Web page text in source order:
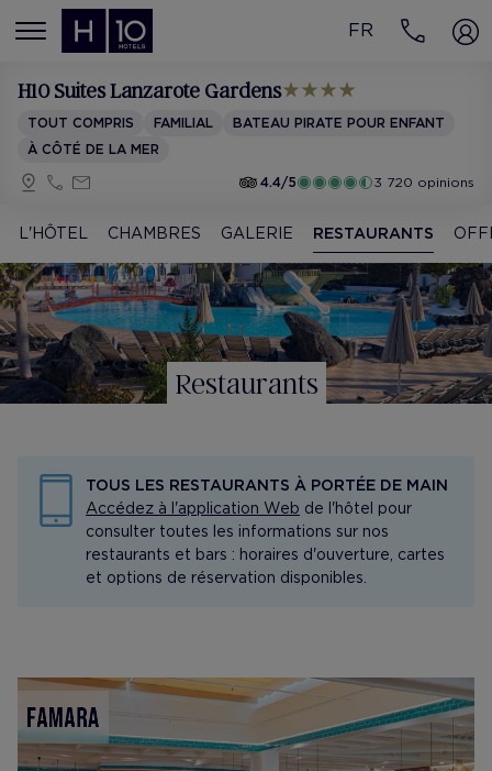
MENÚ
FR
H10 Suites Lanzarote Gardens
TOUT COMPRIS FAMILIAL
BATEAU PIRATE POUR ENFANT
À CÔTÉ DE LA MER
4.4/5
3 720 opinions
L'HÔTEL CHAMBRES GALERIE RESTAURANTS
Restaurants
TOUS LES RESTAURANTS À PORTÉE DE MAIN
Accédez à l'application Web de l'hôtel pour
consulter toutes les informations sur nos
restaurants et bars : horaires d'ouverture, cartes
et options de réservation disponibles.